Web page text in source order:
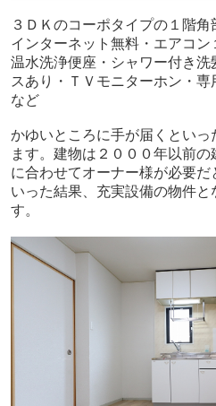
３ＤＫのコーポタイプの１階
インターネット無料・エアコン
温水洗浄便座・シャワー付き
スあり・ＴＶモニターホン・
など
かゆいところに手が届くとい
ます。建物は２０００年以前
に合わせてオーナー様が必要
いった結果、充実設備の物件と
す。